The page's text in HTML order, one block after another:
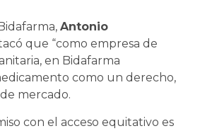
Antonio
que “como empresa de
en Bidafarma
como un derecho,
mercado.
con el acceso equitativo es